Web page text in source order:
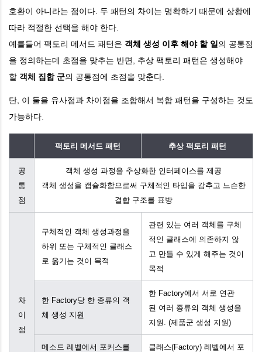
호환이 아니라는 점이다. 두 패턴의 차이는 명확하기 때문에 상황에
따라 적절한 선택을 해야 한다.
예를들어 팩토리 메서드 패턴은 객체 생성 이후 해야 할 일 의 공통점
을 정의하는데 초점을 맞추는 반면, 추상 팩토리 패턴은 생성해야
할 객체 집합 군의 공통점에 초점을 맞춘다.
단, 이 둘을 유사점과 차이점을 조합해서 복합 패턴을 구성하는 것도
가능하다.
팩토리 메서드 패턴 추상 팩토리 패턴
공
통
점
객체 생성 과정을 추상화한 인터페이스를 제공
객체 생성을 캡슐화함으로써 구체적인 타입을 감추고 느슨한
결합 구조를 표방
차
이
점
구체적인 객체 생성과정을
하위 또는 구체적인 클래스
로 옮기는 것이 목적
관련 있는 여러 객체를 구체
적인 클래스에 의존하지 않
고 만들 수 있게 해주는 것이
목적
한 Factory당 한 종류의 객
체 생성 지원
한 Factory에서 서로 연관
된 여러 종류의 객체 생성을
지원. (제품군 생성 지원)
메소드 레벨에서 포커스를 클래스(Factory) 레벨에서 포